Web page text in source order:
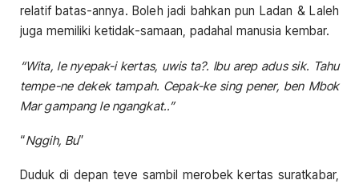
relatif batas-annya. Boleh jadi bahkan pun Ladan & Laleh
juga memiliki ketidak-samaan, padahal manusia kembar.
“Wita, le nyepak-i kertas, uwis ta?. Ibu arep adus sik. Tahu
tempe-ne dekek tampah. Cepak-ke sing pener, ben Mbok
Mar gampang le ngangkat..”
“Nggih, Bu”
Duduk di depan teve sambil merobek kertas suratkabar,